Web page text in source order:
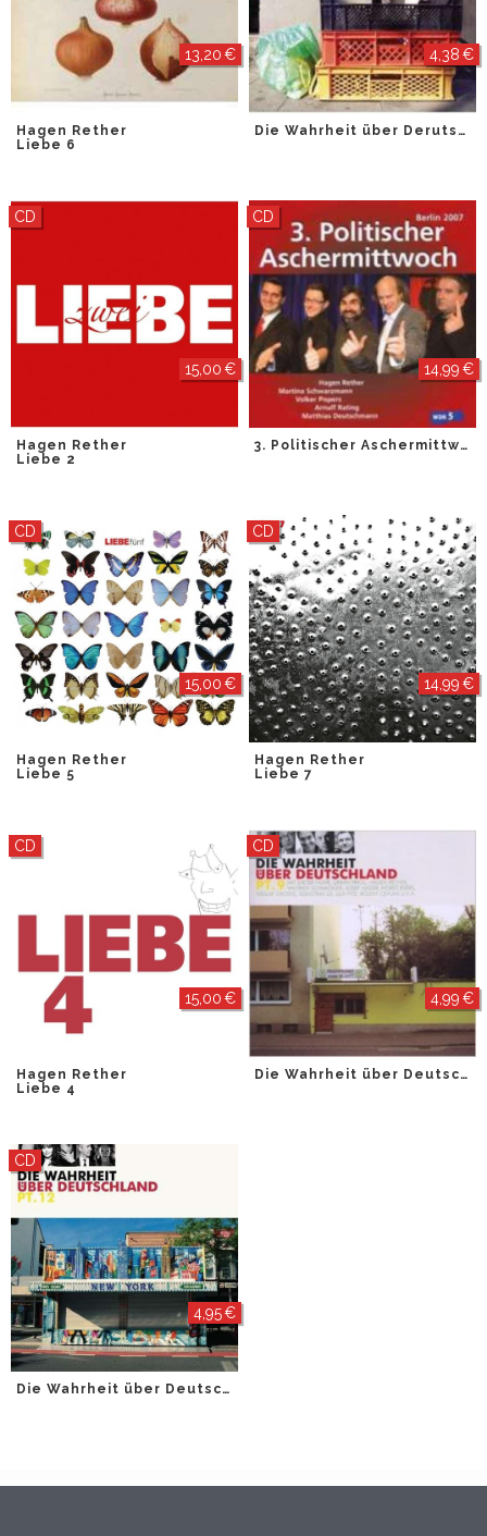
13,20 €
Hagen Rether
Liebe 6
4,38 €
Die Wahrheit über Derutschland Pt. 11
CD
15,00 €
Hagen Rether
Liebe 2
CD
14,99 €
3. Politischer Aschermittwoch 2007
CD
15,00 €
Hagen Rether
Liebe 5
CD
14,99 €
Hagen Rether
Liebe 7
CD
15,00 €
Hagen Rether
Liebe 4
CD
4,99 €
Die Wahrheit über Deutschland Pt. 9
CD
4,95 €
Die Wahrheit über Deutschland Pt.12